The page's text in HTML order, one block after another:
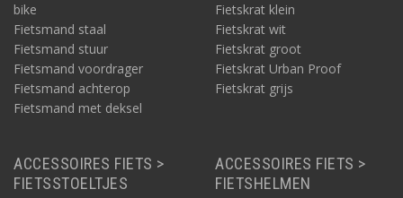
bike
Fietsmand staal
Fietsmand stuur
Fietsmand voordrager
Fietsmand achterop
Fietsmand met deksel
Fietskrat klein
Fietskrat wit
Fietskrat groot
Fietskrat Urban Proof
Fietskrat grijs
ACCESSOIRES FIETS >
FIETSSTOELTJES
ACCESSOIRES FIETS >
FIETSHELMEN